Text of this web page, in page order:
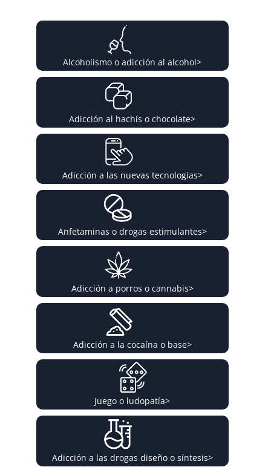
Alcoholismo o adicción al alcohol>
Adicción al hachís o chocolate>
Adicción a las nuevas tecnologías>
Anfetaminas o drogas estimulantes>
Adicción a porros o cannabis>
Adicción a la cocaína o base>
Juego o ludopatía>
Adicción a las drogas diseño o síntesis>